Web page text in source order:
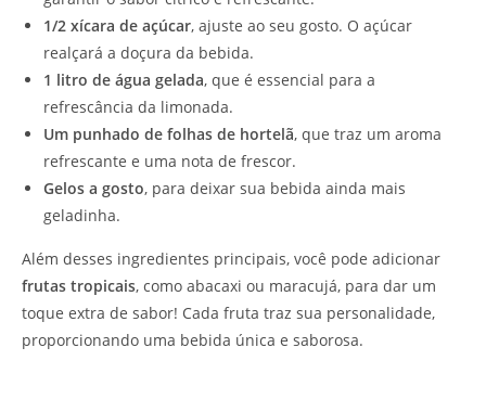
1/2 xícara de açúcar, ajuste ao seu gosto. O açúcar
realçará a doçura da bebida.
1 litro de água gelada, que é essencial para a
refrescância da limonada.
Um punhado de folhas de hortelã, que traz um aroma
refrescante e uma nota de frescor.
Gelos a gosto, para deixar sua bebida ainda mais
geladinha.
Além desses ingredientes principais, você pode adicionar
frutas tropicais, como abacaxi ou maracujá, para dar um
toque extra de sabor! Cada fruta traz sua personalidade,
proporcionando uma bebida única e saborosa.